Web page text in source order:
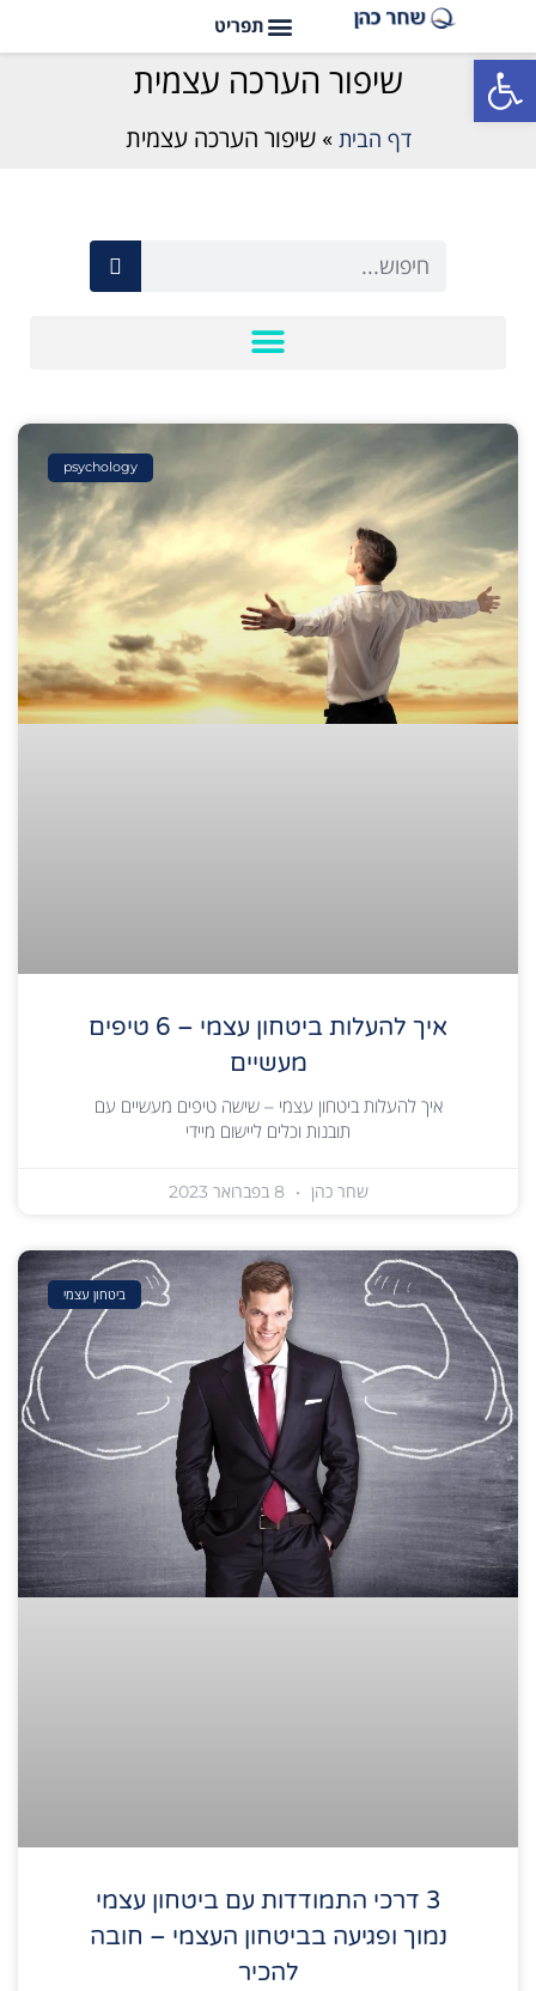
פתח סרגל נגישות שיפור הערכה עצמית
דף הבית »שיפור הערכה עצמית
psychology
איך להעלות ביטחון עצמי – 6 טיפים
מעשיים
איך להעלות ביטחון עצמי – שישה טיפים מעשיים עם
תובנות וכלים ליישום מיידי
שחר כהן
ביטחון עצמי
3 דרכי התמודדות עם ביטחון עצמי
נמוך ופגיעה בביטחון העצמי – חובה
להכיר